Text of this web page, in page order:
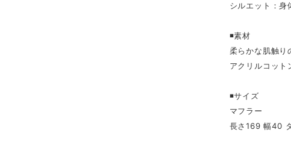
シルエット：身
◾️素材
柔らかな肌触り
アクリルコット
◾️サイズ
マフラー
長さ169 幅40